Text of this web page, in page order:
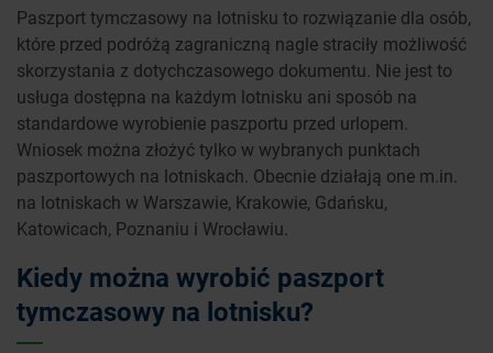
Paszport tymczasowy na lotnisku to rozwiązanie dla osób,
które przed podróżą zagraniczną nagle straciły możliwość
skorzystania z dotychczasowego dokumentu. Nie jest to
usługa dostępna na każdym lotnisku ani sposób na
standardowe wyrobienie paszportu przed urlopem.
Wniosek można złożyć tylko w wybranych punktach
paszportowych na lotniskach. Obecnie działają one m.in.
na lotniskach w Warszawie, Krakowie, Gdańsku,
Katowicach, Poznaniu i Wrocławiu.
Kiedy można wyrobić paszport
tymczasowy na lotnisku?